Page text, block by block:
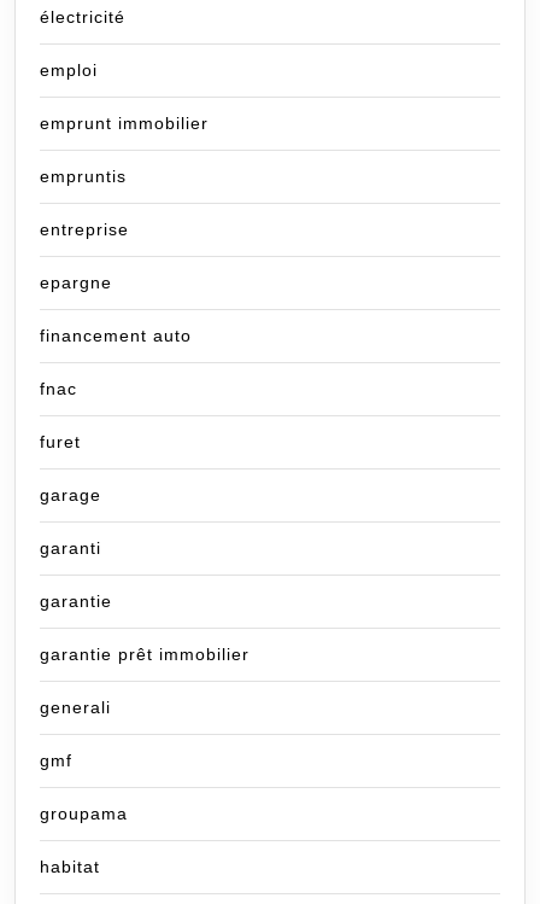
électricité
emploi
emprunt immobilier
empruntis
entreprise
epargne
financement auto
fnac
furet
garage
garanti
garantie
garantie prêt immobilier
generali
gmf
groupama
habitat